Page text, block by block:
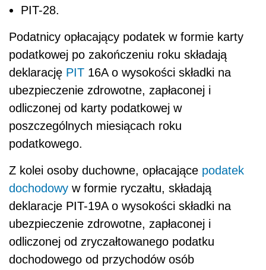
PIT-28.
Podatnicy opłacający podatek w formie karty
podatkowej po zakończeniu roku składają
deklarację PIT 16A o wysokości składki na
ubezpieczenie zdrowotne, zapłaconej i
odliczonej od karty podatkowej w
poszczególnych miesiącach roku
podatkowego.
Z kolei osoby duchowne, opłacające podatek
dochodowy w formie ryczałtu, składają
deklaracje PIT-19A o wysokości składki na
ubezpieczenie zdrowotne, zapłaconej i
odliczonej od zryczałtowanego podatku
dochodowego od przychodów osób